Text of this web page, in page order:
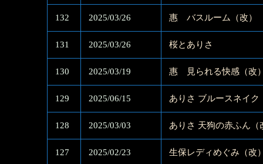
132 2025/03/26 惠 バスルーム（改）
131 2025/03/26 桜とありさ
130 2025/03/19 惠 見られる快感（改
129 2025/06/15 ありさ ブルースネイク
128 2025/03/03 ありさ 天狗の赤ふん（
127 2025/02/23 生保レディめぐみ（改